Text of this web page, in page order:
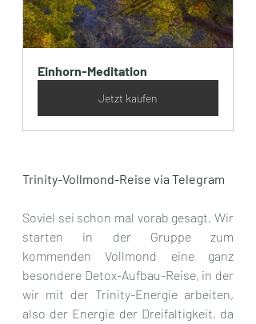
Einhorn-Meditation
Jetzt kaufen
Trinity-Vollmond-Reise via Telegram
Soviel sei schon mal vorab gesagt. Wir
starten in der Gruppe zum
kommenden Vollmond eine ganz
besondere Detox-Aufbau-Reise, in der
wir mit der Trinity-Energie arbeiten,
also der Energie der Dreifaltigkeit, da